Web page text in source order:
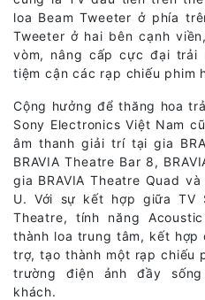
loa Beam Tweeter ở phía
Tweeter ở hai bên cạnh
vòm, nâng cấp cực đại trải
tiệm cận các rạp chiếu phim
Cộng hưởng để thăng hoa
Sony Electronics Việt Nam
âm thanh giải trí tại gia
BRAVIA Theatre Bar 8,
gia BRAVIA Theatre Quad
U. Với sự kết hợp giữa TV
Theatre, tính năng
thành loa trung tâm, kết hợp
trợ, tạo thành một rạp chiếu
trường điện ảnh đầy
khách.